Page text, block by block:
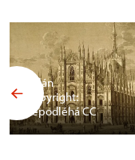
Milán
Copyright:
nepodléhá CC